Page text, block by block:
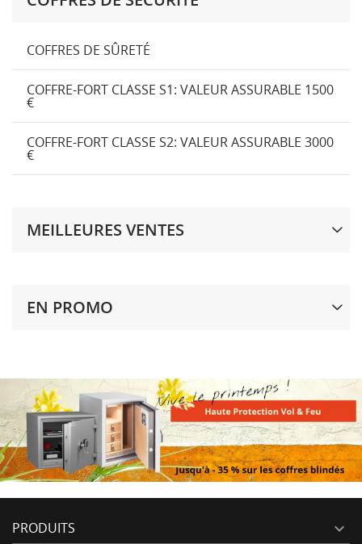
COFFRES DE SÛRETÉ
COFFRE-FORT CLASSE S1: VALEUR ASSURABLE 1500
€
COFFRE-FORT CLASSE S2: VALEUR ASSURABLE 3000
€
MEILLEURES VENTES
EN PROMO
PRODUITS 